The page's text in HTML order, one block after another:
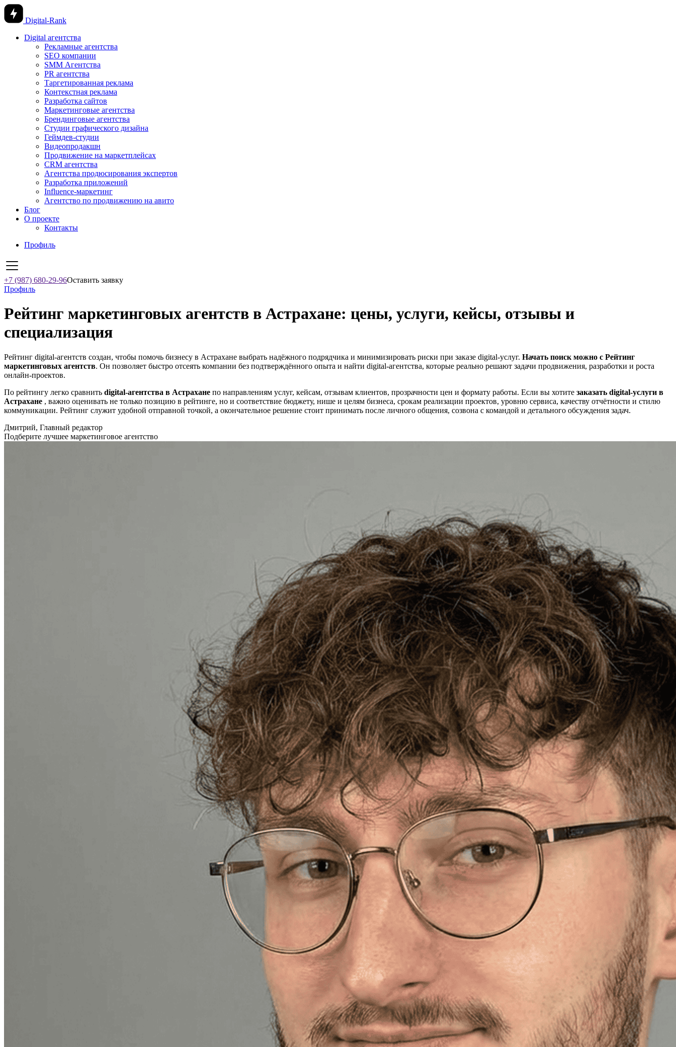
Digital-Rank
Digital агентства
Рекламные агентства
SEO компании
SMM Агентства
PR агентства
Таргетированная реклама
Контекстная реклама
Разработка сайтов
Маркетинговые агентства
Брендинговые агентства
Студии графического дизайна
Геймдев-студии
Видеопродакшн
Продвижение на маркетплейсах
CRM агентства
Агентства продюсирования экспертов
Разработка приложений
Influence-маркетинг
Агентство по продвижению на авито
Блог
О проекте
Контакты
Профиль
+7 (987) 680-29-96Оставить заявку
Профиль
Рейтинг маркетинговых агентств в Астрахане: цены, услуги, кейсы, отзывы и
специализация
Рейтинг digital-агентств создан, чтобы помочь бизнесу в Астрахане выбрать надёжного подрядчика и минимизировать риски при заказе digital-услуг. Начать поиск можно с Рейтинг
маркетинговых агентств. Он позволяет быстро отсеять компании без подтверждённого опыта и найти digital-агентства, которые реально решают задачи продвижения, разработки и роста
онлайн-проектов.
По рейтингу легко сравнить digital-агентства в Астрахане по направлениям услуг, кейсам, отзывам клиентов, прозрачности цен и формату работы. Если вы хотите заказать digital-услуги в
Астрахане , важно оценивать не только позицию в рейтинге, но и соответствие бюджету, нише и целям бизнеса, срокам реализации проектов, уровню сервиса, качеству отчётности и стилю
коммуникации. Рейтинг служит удобной отправной точкой, а окончательное решение стоит принимать после личного общения, созвона с командой и детального обсуждения задач.
Дмитрий, Главный редактор
Подберите лучшее маркетинговое агентство